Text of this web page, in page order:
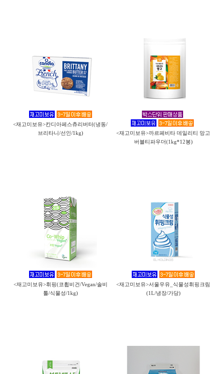
<재고미보유>칸디아페스츄리버터(냉동/
브리타니/선인/1kg)
<재고미보유>까르페비타 데일리티 망고
버블티파우더(1kg*12봉)
<재고미보유>휘핑(코휩비건/Vegan/솔비
톨/식물성/1kg)
<재고미보유>서울우유_식물성휘핑크림
(1L/냉장/가당)